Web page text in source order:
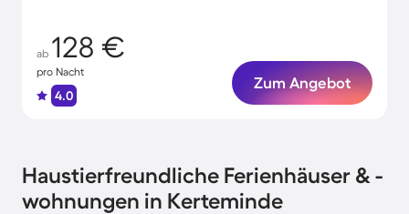
ab 128 €
pro Nacht
4.0
Zum Angebot
Haustierfreundliche Ferienhäuser & -
wohnungen in Kerteminde